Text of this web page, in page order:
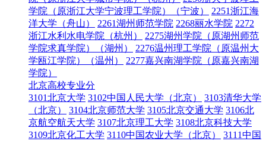
学院（原浙江大学宁波理工学院）（宁波）
2251浙江海
洋大学（舟山）
2261湖州师范学院 2268丽水学院 2272
浙江水利水电学院（杭州）
2275湖州学院（原湖州师范
学院求真学院）（湖州）
2276温州理工学院（原温州大
学瓯江学院）（温州）
2277嘉兴南湖学院（原嘉兴南湖
学院）
北京高校专业分
3101北京大学 3102中国人民大学（北京）
3103清华大学
（北京）
3104北京师范大学 3105北京交通大学 3106北
京航空航天大学 3107北京理工大学 3108北京科技大学
3109北京化工大学 3110中国农业大学（北京）
3111中国